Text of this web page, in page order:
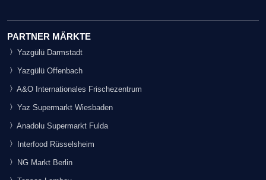
PARTNER MÄRKTE
Yazgülü Darmstadt
Yazgülü Offenbach
A&O Internationales Frischezentrum
Yaz Supermarkt Wiesbaden
Anadolu Supermarkt Fulda
Interfood Rüsselsheim
NG Markt Berlin